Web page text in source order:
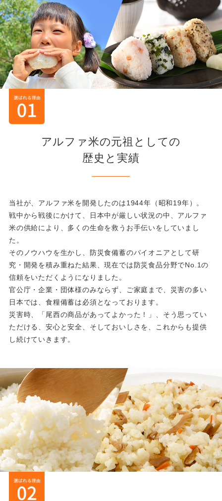
アルファ米の元祖としての
歴史と実績
当社が、アルファ米を開発したのは1944年（昭和19年）。
戦中から戦後にかけて、日本中が厳しい状況の中、アルファ
米の供給により、多くの生命を救うお手伝いをしていまし
た。
そのノウハウを生かし、防災食備蓄のパイオニアとして研
究・開発を積み重ねた結果、現在では防災食品分野でNo.1の
信頼をいただくようになりました。
官公庁・企業・団体様のみならず、ご家庭まで、災害の多い
日本では、食糧備蓄は必須となっております。
災害時、「尾西の商品があってよかった！」、そう思ってい
ただける、安心と安全、そしておいしさを、これからも提供
し続けていきます。